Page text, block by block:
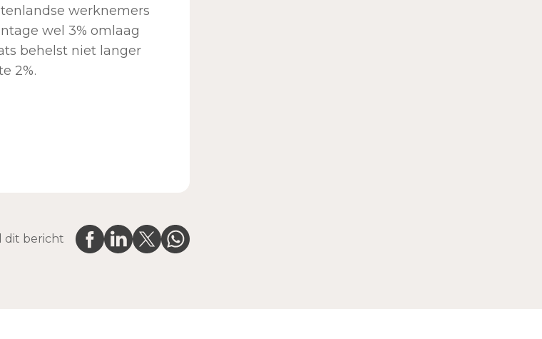
werknemers
wel 3% omlaag
behelst niet langer
2%.
dit bericht